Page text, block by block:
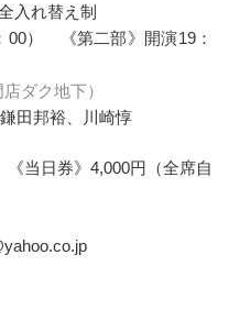
入れ替え制
00） 《第二部》開演19：
ダク地下）
田邦裕、川崎惇
当日券》4,000円（全席自